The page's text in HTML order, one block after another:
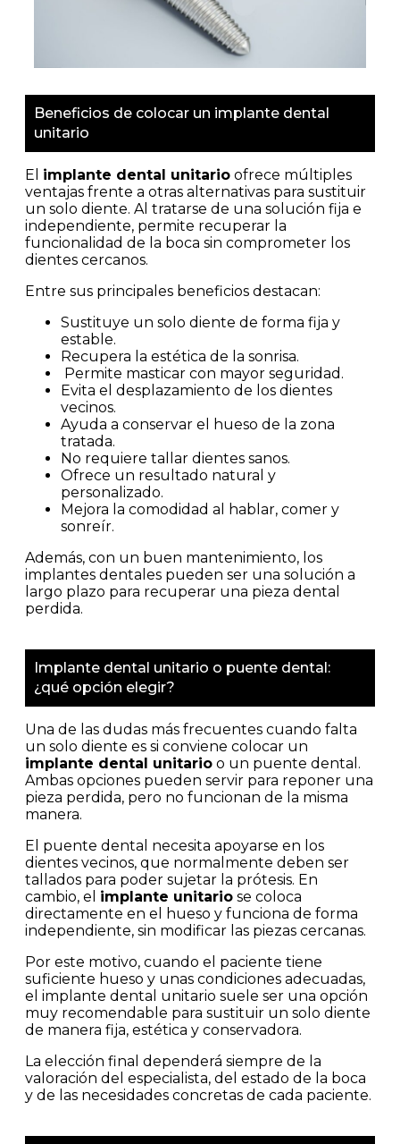
Beneficios de colocar un implante dental
unitario
El implante dental unitario ofrece múltiples
ventajas frente a otras alternativas para sustituir
un solo diente. Al tratarse de una solución fija e
independiente, permite recuperar la
funcionalidad de la boca sin comprometer los
dientes cercanos.
Entre sus principales beneficios destacan:
Sustituye un solo diente de forma fija y
estable.
Recupera la estética de la sonrisa.
Permite masticar con mayor seguridad.
Evita el desplazamiento de los dientes
vecinos.
Ayuda a conservar el hueso de la zona
tratada.
No requiere tallar dientes sanos.
Ofrece un resultado natural y
personalizado.
Mejora la comodidad al hablar, comer y
sonreír.
Además, con un buen mantenimiento, los
implantes dentales pueden ser una solución a
largo plazo para recuperar una pieza dental
perdida.
Implante dental unitario o puente dental:
¿qué opción elegir?
Una de las dudas más frecuentes cuando falta
un solo diente es si conviene colocar un
implante dental unitario o un puente dental.
Ambas opciones pueden servir para reponer una
pieza perdida, pero no funcionan de la misma
manera.
El puente dental necesita apoyarse en los
dientes vecinos, que normalmente deben ser
tallados para poder sujetar la prótesis. En
cambio, el implante unitario se coloca
directamente en el hueso y funciona de forma
independiente, sin modificar las piezas cercanas.
Por este motivo, cuando el paciente tiene
suficiente hueso y unas condiciones adecuadas,
el implante dental unitario suele ser una opción
muy recomendable para sustituir un solo diente
de manera fija, estética y conservadora.
La elección final dependerá siempre de la
valoración del especialista, del estado de la boca
y de las necesidades concretas de cada paciente.